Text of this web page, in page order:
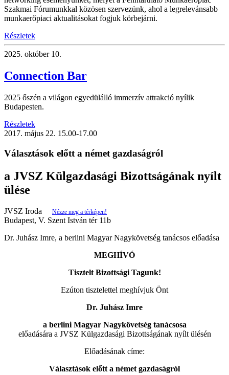
Szakmai Fórumunkkal közösen szervezünk, ahol a legrelevánsabb
munkaerőpiaci aktualitásokat fogjuk körbejárni.
Részletek
2025. október 10.
Connection Bar
2025 őszén a világon egyedülálló immerzív attrakció nyílik
Budapesten.
Részletek
2017. május 22. 15.00-17.00
Választások előtt a német gazdaságról
a JVSZ Külgazdasági Bizottságának nyílt
ülése
JVSZ Iroda Nézze meg a térképen!
Budapest, V. Szent István tér 11b
Dr. Juhász Imre, a berlini Magyar Nagykövetség tanácsos előadása
MEGHÍVÓ
Tisztelt Bizottsági Tagunk!
Ezúton tisztelettel meghívjuk Önt
Dr. Juhász Imre
a berlini Magyar Nagykövetség tanácsosa
előadására a JVSZ Külgazdasági Bizottságának nyílt ülésén
Előadásának címe:
Választások előtt a német gazdaságról